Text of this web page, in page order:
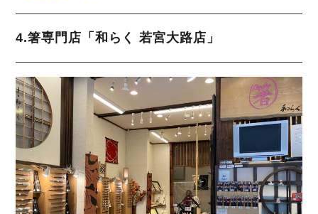
4.箸専門店「和らく 若宮大路店」